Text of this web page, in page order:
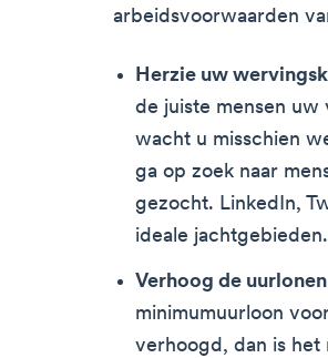
arbeidsvoorwaarden
Herzie uw
de juiste mensen
wacht u misschien
ga op zoek naar
gezocht. LinkedIn,
ideale jachtgebieden.
Verhoog de
minimumuurloon
verhoogd, dan is